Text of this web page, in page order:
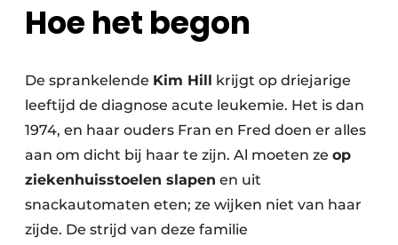
Hoe het begon
De sprankelende Kim Hill krijgt op driejarige
leeftijd de diagnose acute leukemie. Het is dan
1974, en haar ouders Fran en Fred doen er alles
aan om dicht bij haar te zijn. Al moeten ze op
ziekenhuisstoelen slapen en uit
snackautomaten eten; ze wijken niet van haar
zijde. De strijd van deze familie